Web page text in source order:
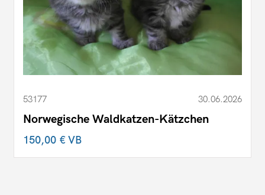
53177 30.06.2026
Norwegische Waldkatzen-Kätzchen
150,00 €VB